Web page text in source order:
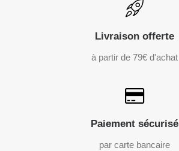
Livraison offerte
à partir de 79€ d'achat
Paiement sécurisé
par carte bancaire